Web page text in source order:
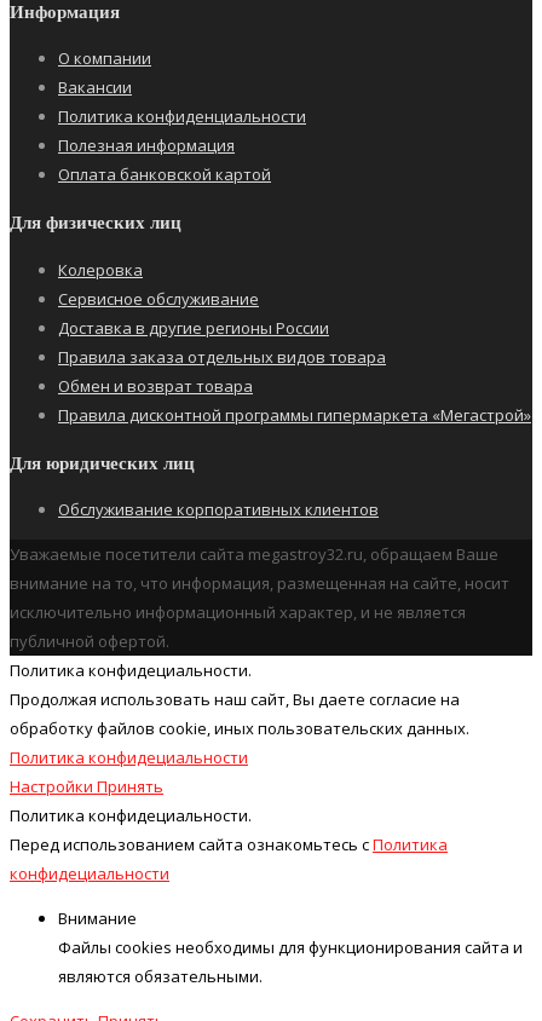
Информация
О компании
Вакансии
Политика конфиденциальности
Полезная информация
Оплата банковской картой
Для физических лиц
Колеровка
Сервисное обслуживание
Доставка в другие регионы России
Правила заказа отдельных видов товара
Обмен и возврат товара
Правила дисконтной программы гипермаркета «Мегастрой»
Для юридических лиц
Обслуживание корпоративных клиентов
Уважаемые посетители сайта megastroy32.ru, обращаем Ваше
внимание на то, что информация, размещенная на сайте, носит
исключительно информационный характер, и не является
публичной офертой.
Политика конфидециальности.
Продолжая использовать наш cайт, Вы даете согласие на
обработку файлов cookie, иных пользовательских данных.
Политика конфидециальности
Настройки Принять
Политика конфидециальности.
Перед использованием сайта ознакомьтесь сПолитика
конфидециальности
Внимание
Файлы cookies необходимы для функционирования сайта и
являются обязательными.